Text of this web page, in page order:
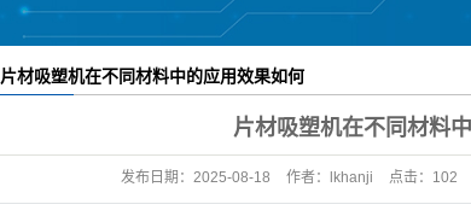
片材吸塑机在不同材料中的应用效果如何
片材吸塑机在不同材料
发布日期： 2025-08-18 作者： lkhanji 点击： 102